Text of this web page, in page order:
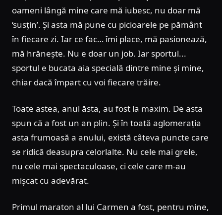
oameni lângă mine care mă iubesc, nu doar mă
‘susțin’. Și asta mă pune cu picioarele pe pământ
în fiecare zi. Iar ce fac… îmi place, mă pasionează,
mă hrănește. Nu e doar un job. Iar sportul...
sportul e bucata aia specială dintre mine și mine,
chiar dacă împart cu voi fiecare trăire.
Toate astea, anul ăsta, au fost la maxim. De asta
spun că a fost un an plin. Și în toată aglomerația
asta frumoasă a anului, există câteva puncte care
se ridică deasupra celorlalte. Nu cele mai grele,
nu cele mai spectaculoase, ci cele care m-au
mișcat cu adevărat.
Primul maraton al lui Carmen a fost, pentru mine,